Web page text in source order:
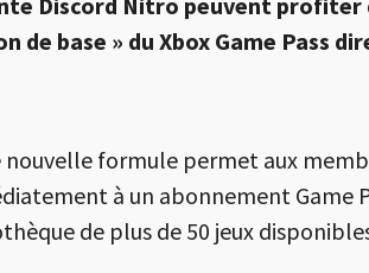
de base » du Xbox Game Pass
formule permet aux
à un abonnement Game
de plus de 50 jeux